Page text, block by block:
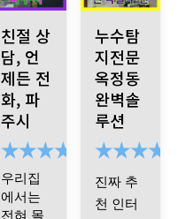
시에 어
느 방법
으로 진
행하시
겠다고
말씀해
주셨어
요.
시공전
사님이
청소까
지 깨끗
하게 해
줘서 공
사 한것
같지도
않아요
더라구
기 전에
좀 불안
했는데
기사님
께서
일 중에
도 자세
한 설명
과 진행
과정을
해주시
니 마음
려 다시
재방문
친절 상
담, 언
제든 전
화, 파
주시
우리집
에서는
전혀 몰
누수탐
지전문
옥정동
완벽솔
루션
진짜 추
천 인터